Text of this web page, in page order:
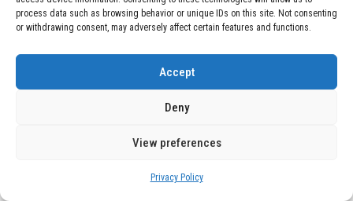
process data such as browsing behavior or unique IDs on this site. Not consenting
or withdrawing consent, may adversely affect certain features and functions.
Accept
Deny
View preferences
Privacy Policy
DEAL OF THE MONTH
Vídeo impactante: BYD revela en
grabación cómo añadir 400 km de rango
en apenas 5 minutos de carga
TECNOLOGÍA February 9, 2026
ruedas todo terreno: este scooter cuesta